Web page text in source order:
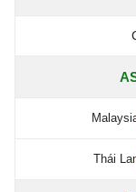
Thái